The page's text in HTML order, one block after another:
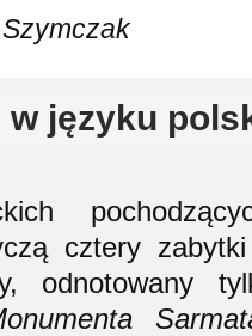
w języku
cztery
odnotowany